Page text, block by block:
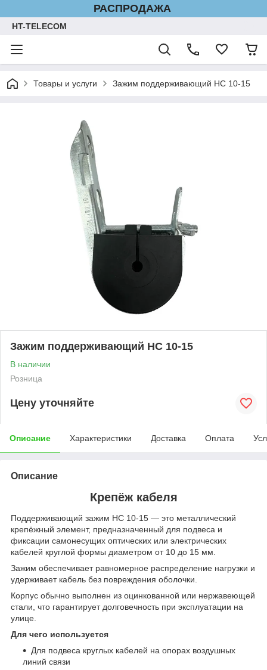
РАСПРОДАЖА
HT-TELECOM
Товары и услуги Зажим поддерживающий НС 10-15
Зажим поддерживающий НС 10-15
В наличии
Розница
Цену уточняйте
Описание Характеристики Доставка Оплата
Описание
Крепёж кабеля
Поддерживающий зажим НС 10‑15 — это металлический
крепёжный элемент, предназначенный для подвеса и
фиксации самонесущих оптических или электрических
кабелей круглой формы диаметром от 10 до 15 мм.
Зажим обеспечивает равномерное распределение нагрузки и
удерживает кабель без повреждения оболочки.
Корпус обычно выполнен из оцинкованной или нержавеющей
стали, что гарантирует долговечность при эксплуатации на
улице.
Для чего используется
Для подвеса круглых кабелей на опорах воздушных
линий связи